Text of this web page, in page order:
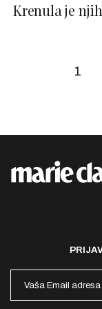
Krenula je
1